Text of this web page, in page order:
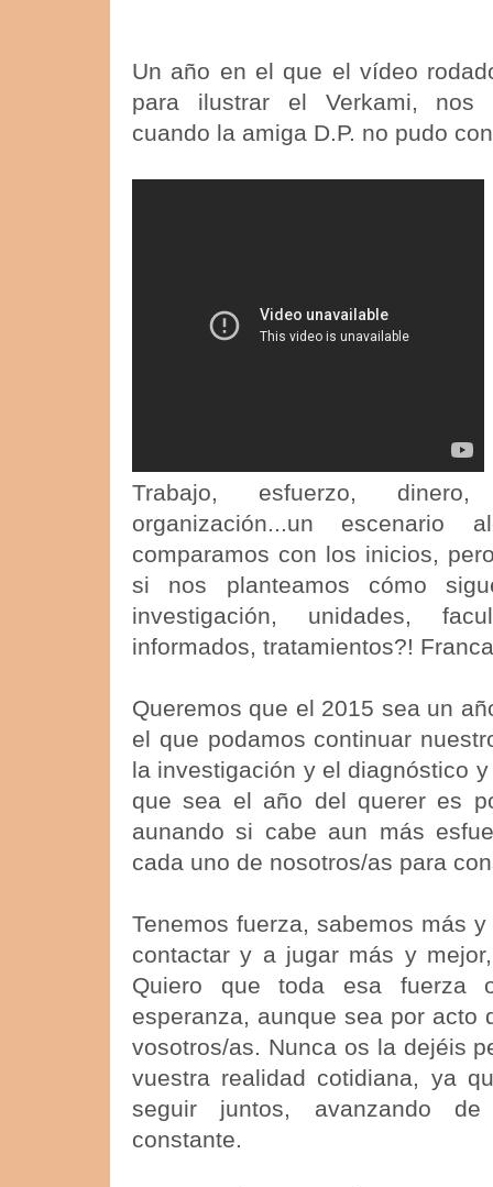
Un año en el que el vídeo
para ilustrar el Verkami, nos
cuando la amiga D.P. no pudo
Trabajo, esfuerzo, dinero,
organización...un
comparamos con los inicios,
si nos planteamos cómo
investigación, unidades,
informados, tratamientos?!
Queremos que el 2015 sea un
el que podamos continuar
la investigación y el diagnóstico
que sea el año del querer es
aunando si cabe aun más
cada uno de nosotros/as para
Tenemos fuerza, sabemos más
contactar y a jugar más y
Quiero que toda esa fuerza
esperanza, aunque sea por acto
vosotros/as. Nunca os la dejéis
vuestra realidad cotidiana, ya
seguir juntos, avanzando
constante.